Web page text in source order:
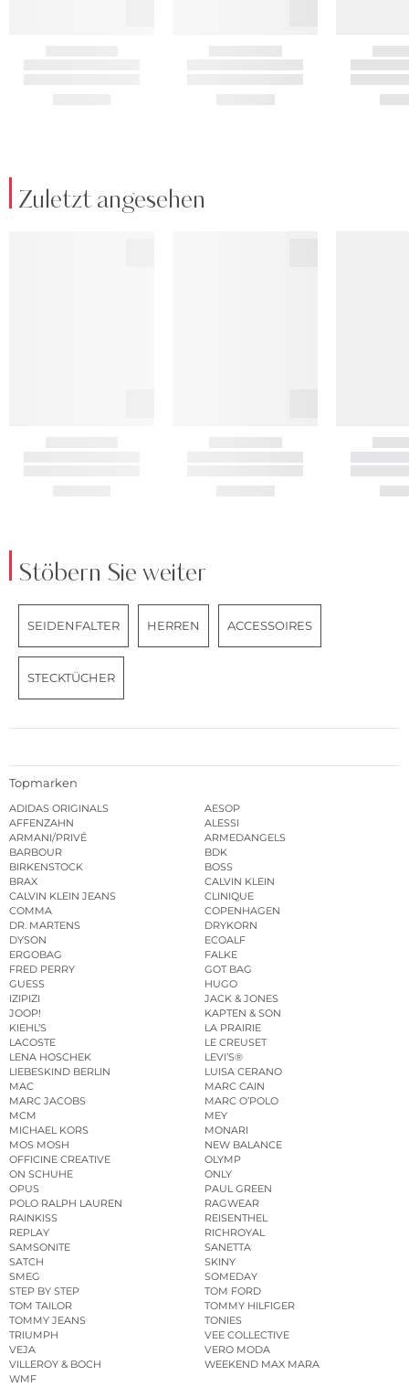
Zuletzt angesehen
Stöbern Sie weiter
SEIDENFALTER HERREN ACCESSOIRES
STECKTÜCHER
Topmarken
ADIDAS ORIGINALS
AESOP
AFFENZAHN
ALESSI
ARMANI/PRIVÉ
ARMEDANGELS
BARBOUR
BDK
BIRKENSTOCK
BOSS
BRAX
CALVIN KLEIN
CALVIN KLEIN JEANS
CLINIQUE
COMMA
COPENHAGEN
DR. MARTENS
DRYKORN
DYSON
ECOALF
ERGOBAG
FALKE
FRED PERRY
GOT BAG
GUESS
HUGO
IZIPIZI
JACK & JONES
JOOP!
KAPTEN & SON
KIEHL’S
LA PRAIRIE
LACOSTE
LE CREUSET
LENA HOSCHEK
LEVI’S®
LIEBESKIND BERLIN
LUISA CERANO
MAC
MARC CAIN
MARC JACOBS
MARC O’POLO
MCM
MEY
MICHAEL KORS
MONARI
MOS MOSH
NEW BALANCE
OFFICINE CREATIVE
OLYMP
ON SCHUHE
ONLY
OPUS
PAUL GREEN
POLO RALPH LAUREN
RAGWEAR
RAINKISS
REISENTHEL
REPLAY
RICHROYAL
SAMSONITE
SANETTA
SATCH
SKINY
SMEG
SOMEDAY
STEP BY STEP
TOM FORD
TOM TAILOR
TOMMY HILFIGER
TOMMY JEANS
TONIES
TRIUMPH
VEE COLLECTIVE
VEJA
VERO MODA
VILLEROY & BOCH
WEEKEND MAX MARA
WMF